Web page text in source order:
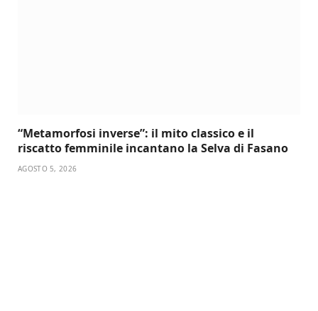
“Metamorfosi inverse”: il mito classico e il
riscatto femminile incantano la Selva di Fasano
AGOSTO 5, 2026